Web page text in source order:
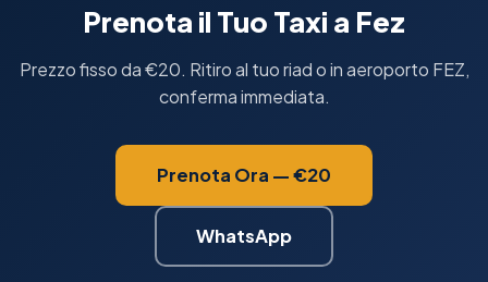
Prenota il Tuo Taxi a Fez
Prezzo fisso da €20. Ritiro al tuo riad o in aeroporto FEZ,
conferma immediata.
Prenota Ora — €20
WhatsApp